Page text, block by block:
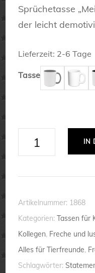
Sprüchetasse
der leicht
Lieferzeit: 2-6 Tage
Tasse
Meine
-
Tasse
-
Sprüchetasse
-
IN
Artikelnummer: 1868
Kategorien:Tassen für
Kollegen, Freche und
Alles für Tierfreunde,
Schlagwörter: